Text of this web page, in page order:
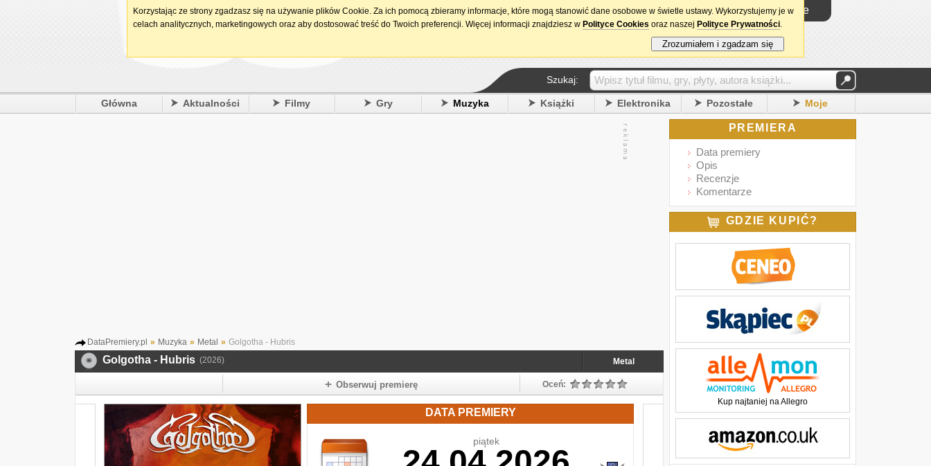
15. urodziny DataPremiery.pl Logowanie
Szukaj:
Główna Aktualności Filmy Gry Muzyka Książki Elektronika Pozostałe Moje
DataPremiery.pl » Muzyka » Metal » Golgotha - Hubris
Golgotha - Hubris (2026) Metal
Obserwuj premierę Oceń:
DATA PREMIERY
piątek
PREMIERA
Data premiery
Opis
Recenzje
Komentarze
GDZIE KUPIĆ?
Kup najtaniej na Allegro
Korzystając ze strony zgadzasz się na używanie plików Cookie. Za ich pomocą zbieramy informacje, które mogą stanowić dane osobowe w świetle ustawy. Wykorzystujemy je w
celach analitycznych, marketingowych oraz aby dostosować treść do Twoich preferencji. Więcej informacji znajdziesz w Polityce Cookies oraz naszej Polityce Prywatności.
Zrozumiałem i zgadzam się